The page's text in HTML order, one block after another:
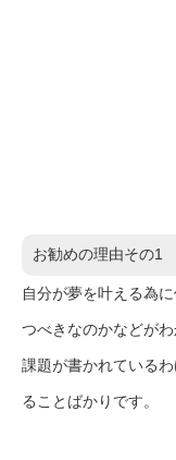
お勧めの理由その1
自分が夢を叶える為
つべきなのかなどが
課題が書かれている
ることばかりです。